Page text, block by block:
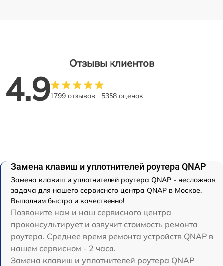
Отзывы клиентов
4.91799 отзывов 5358 оценок
Замена клавиш и уплотнителей роутера QNAP
Замена клавиш и уплотнителей роутера QNAP - несложная
задача для нашего сервисного центра QNAP в Москве.
Выполним быстро и качественно!
Позвоните нам и наш сервисного центра
проконсультирует и озвучит стоимость ремонта
роутера. Среднее время ремонта устройств QNAP в
нашем сервисном - 2 часа.
Замена клавиш и уплотнителей роутера QNAP